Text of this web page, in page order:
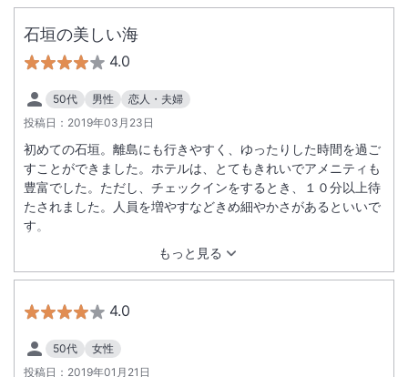
石垣の美しい海
4.0
50代 男性
恋人・夫婦
投稿日： 2019年03月23日
もっと見る
初めての石垣。離島にも行きやすく、ゆったりした時間を過ご
すことができました。ホテルは、とてもきれいでアメニティも
豊富でした。ただし、チェックインをするとき、１０分以上待
たされました。人員を増やすなどきめ細やかさがあるといいで
す。
4.0
50代
女性
投稿日： 2019年01月21日